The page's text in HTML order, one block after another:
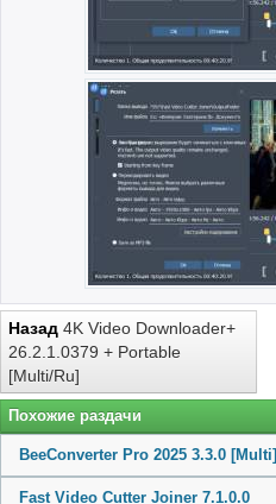
Назад 4K Video Downloader+
26.2.1.0379 + Portable
[Multi/Ru]
Похожие раздачи
BeeConverter Pro 2025 3.3.0 [Multi]
Fast Video Cutter Joiner 7.1.0.0